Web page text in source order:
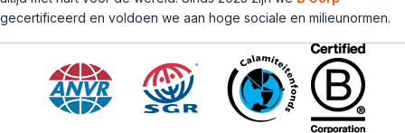
gecertificeerd en voldoen we aan hoge sociale en milieunormen.